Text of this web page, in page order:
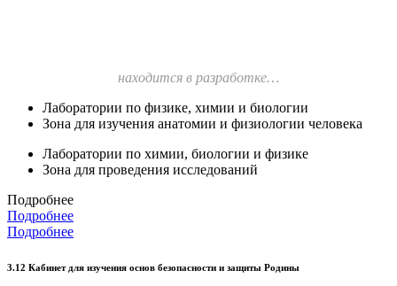
находится в разработке…
Лаборатории по физике, химии и биологии
Зона для изучения анатомии и физиологии человека
Лаборатории по химии, биологии и физике
Зона для проведения исследований
Подробнее
Подробнее
Подробнее
3.12 Кабинет для изучения основ безопасности и защиты Родины